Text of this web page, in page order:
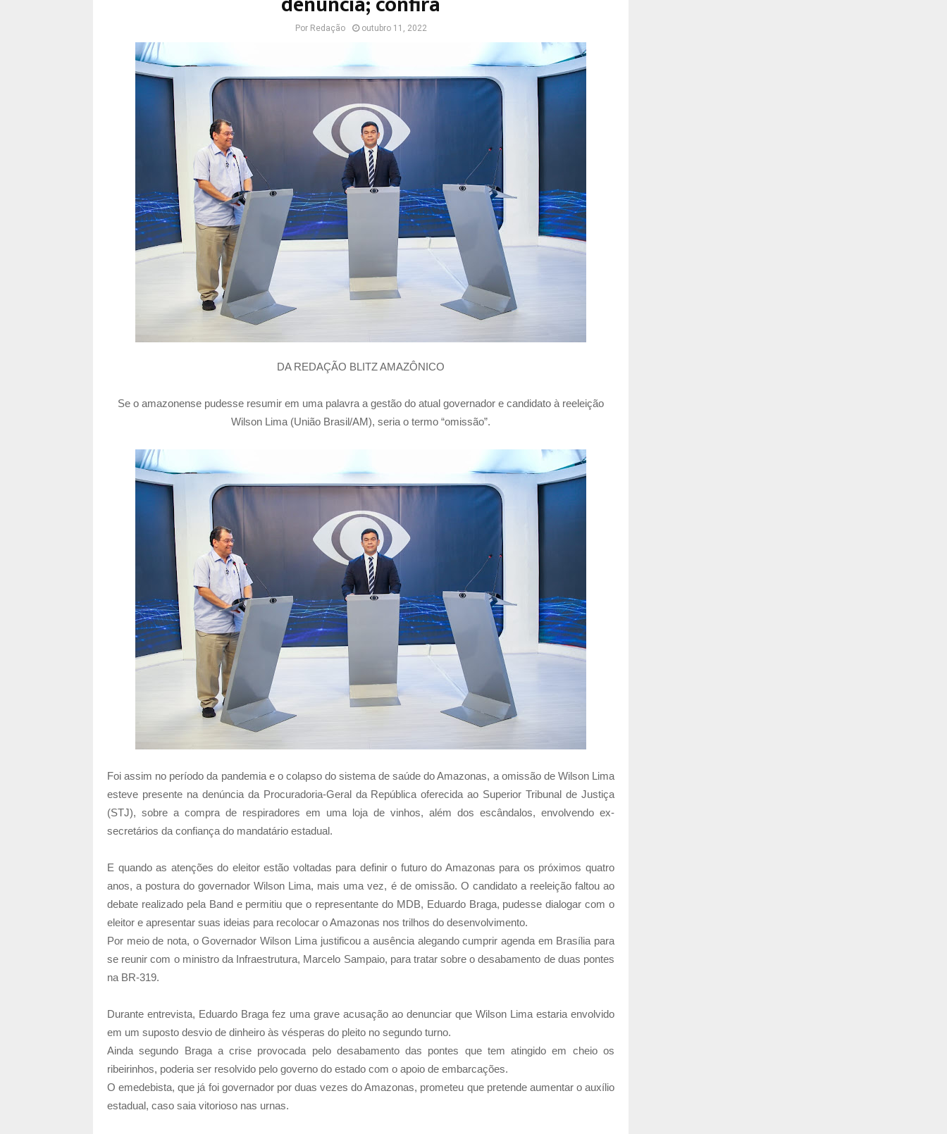
Por Redação outubro 11, 2022
DA REDAÇÃO BLITZ AMAZÔNICO
Se o amazonense pudesse resumir em uma palavra a gestão do atual governador e candidato à reeleição
Wilson Lima (União Brasil/AM), seria o termo “omissão”.
Foi assim no período da pandemia e o colapso do sistema de saúde do Amazonas, a omissão de Wilson Lima
esteve presente na denúncia da Procuradoria-Geral da República oferecida ao Superior Tribunal de Justiça
(STJ), sobre a compra de respiradores em uma loja de vinhos, além dos escândalos, envolvendo ex-
secretários da confiança do mandatário estadual.
E quando as atenções do eleitor estão voltadas para definir o futuro do Amazonas para os próximos quatro
anos, a postura do governador Wilson Lima, mais uma vez, é de omissão. O candidato a reeleição faltou ao
debate realizado pela Band e permitiu que o representante do MDB, Eduardo Braga, pudesse dialogar com o
eleitor e apresentar suas ideias para recolocar o Amazonas nos trilhos do desenvolvimento.
Por meio de nota, o Governador Wilson Lima justificou a ausência alegando cumprir agenda em Brasília para
se reunir com o ministro da Infraestrutura, Marcelo Sampaio, para tratar sobre o desabamento de duas pontes
na BR-319.
Durante entrevista, Eduardo Braga fez uma grave acusação ao denunciar que Wilson Lima estaria envolvido
em um suposto desvio de dinheiro às vésperas do pleito no segundo turno.
Ainda segundo Braga a crise provocada pelo desabamento das pontes que tem atingido em cheio os
ribeirinhos, poderia ser resolvido pelo governo do estado com o apoio de embarcações.
O emedebista, que já foi governador por duas vezes do Amazonas, prometeu que pretende aumentar o auxílio
estadual, caso saia vitorioso nas urnas.